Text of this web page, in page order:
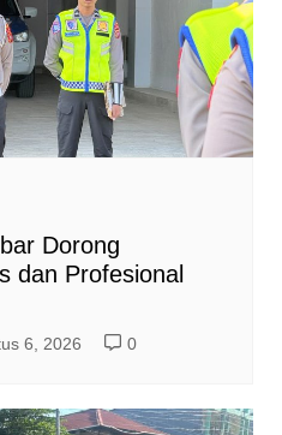
Dorong
dan Profesional
6, 2026 0